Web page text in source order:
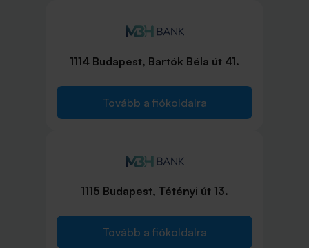
1114 Budapest, Bartók Béla út 41.
Tovább a fiókoldalra
1115 Budapest, Tétényi út 13.
Tovább a fiókoldalra